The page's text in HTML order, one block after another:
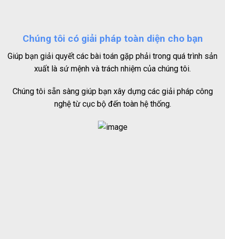
Chúng tôi có giải pháp toàn diện cho bạn
Giúp bạn giải quyết các bài toán gặp phải trong quá trình sản
xuất là sứ mệnh và trách nhiệm của chúng tôi.
Chúng tôi sẵn sàng giúp bạn xây dựng các giải pháp công
nghệ từ cục bộ đến toàn hệ thống.